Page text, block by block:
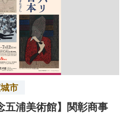
市
五浦美術館】関彰商事